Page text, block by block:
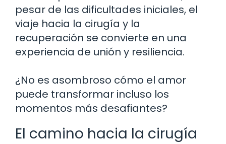
pesar de las dificultades iniciales, el
viaje hacia la cirugía y la
recuperación se convierte en una
experiencia de unión y resiliencia.
¿No es asombroso cómo el amor
puede transformar incluso los
momentos más desafiantes?
El camino hacia la cirugía